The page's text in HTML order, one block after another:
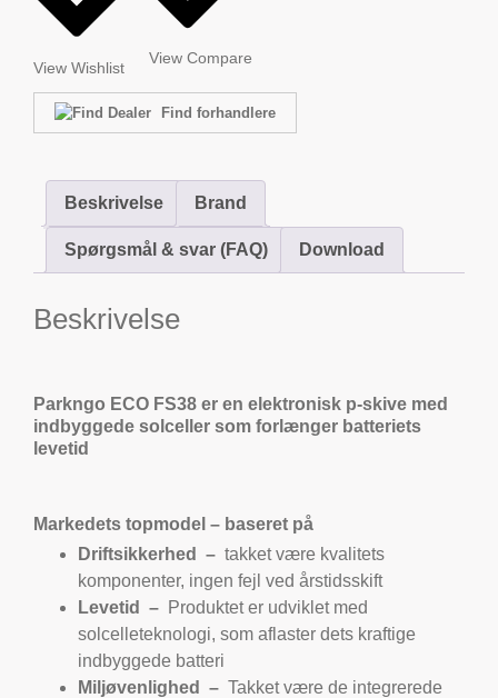
View Wishlist
View Compare
Find forhandlere
Beskrivelse Brand
Spørgsmål & svar (FAQ) Download
Beskrivelse
Parkngo ECO FS38 er en elektronisk p-skive med
indbyggede solceller som forlænger batteriets
levetid
Markedets topmodel – baseret på
Driftsikkerhed – takket være kvalitets
komponenter, ingen fejl ved årstidsskift
Levetid – Produktet er udviklet med
solcelleteknologi, som aflaster dets kraftige
indbyggede batteri
Miljøvenlighed – Takket være de integrerede